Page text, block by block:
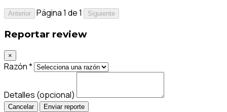
Anterior Página 1 de 1 Siguiente
Reportar review
×
Razón *
Detalles (opcional)
Cancelar Enviar reporte